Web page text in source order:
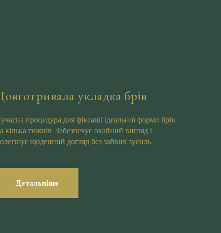
укладка брів
процедура для фіксації ідеальної форми брів
кілька тижнів. Забезпечує охайний вигляд і
щоденний догляд без зайвих зусиль.
Детальніше